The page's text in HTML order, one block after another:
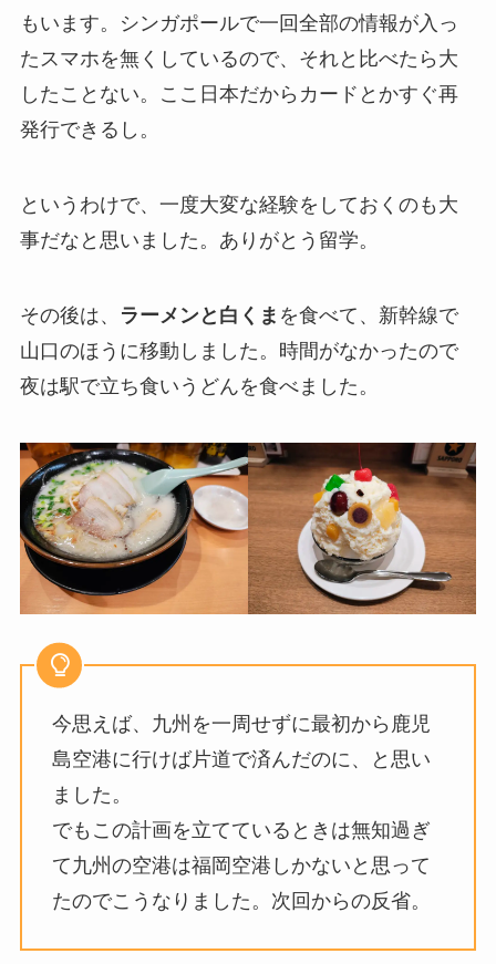
もいます。シンガポールで一回全部の情報が入っ
たスマホを無くしているので、それと比べたら大
したことない。ここ日本だからカードとかすぐ再
発行できるし。
というわけで、一度大変な経験をしておくのも大
事だなと思いました。ありがとう留学。
その後は、 ラーメンと白くま を食べて、新幹線で
山口のほうに移動しました。時間がなかったので
夜は駅で立ち食いうどんを食べました。
今思えば、九州を一周せずに最初から鹿児
島空港に行けば片道で済んだのに、と思い
ました。
でもこの計画を立てているときは無知過ぎ
て九州の空港は福岡空港しかないと思って
たのでこうなりました。次回からの反省。